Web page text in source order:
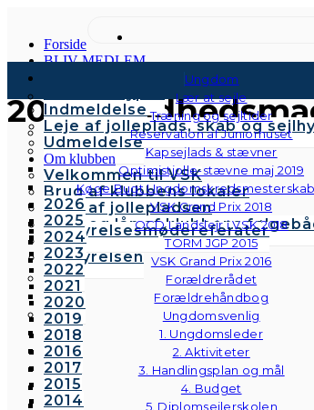
Ungdom
Lær at sejle
Træning og sejltider
Reservation af Juniorhuset
Kapsejlads & stævner
Optimistjolle-stævne maj 2019
Køge Bugt Ungdomskredsmesterskab
VSK Grand Prix 2018
OCD Landslejr i VSK 2018
TORM JGP 2015
VSK Grand Prix 2016
Forældrerådet
Forældrehåndbog
Ungdomsvenlig
1. Ungdomsleder
2. Aktiviteter
3. Handlingsplan og mål
4. Budget
5. Diplomsejlerskolen
Forside
BLIV MEDLEM
Kontingenter & gebyrer
Indmeldelse
Leje af jolleplads, skab og
Udmeldelse
Om klubben
Velkommen til VSK
Brug af klubbens lokaler
Brug af jollepladsen
Brug og lån af klubbens
Vedtægter
Bestyrelsen
Bestyrelsesmødereferater
2026
2025
2024
2023
2022
2021
2020
2019
2018
2016
2017
2015
2014
2016